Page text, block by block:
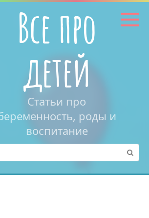
Все про
детей
Статьи про
роды и
воспитание